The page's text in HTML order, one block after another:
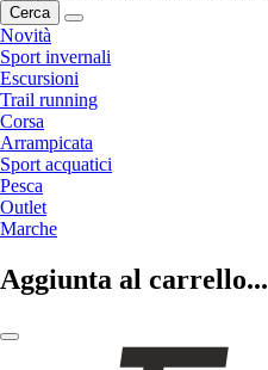
Cerca
Novità
Sport invernali
Escursioni
Trail running
Corsa
Arrampicata
Sport acquatici
Pesca
Outlet
Marche
Aggiunta al carrello...